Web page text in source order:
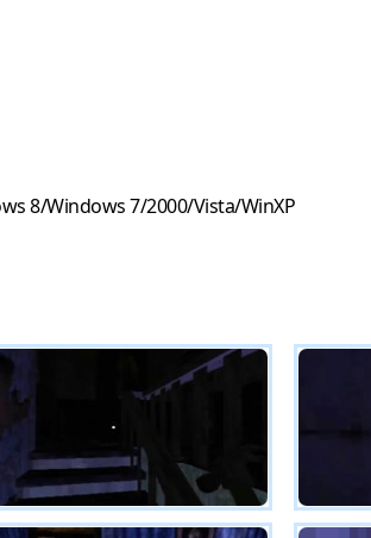
8/Windows 7/2000/Vista/WinXP